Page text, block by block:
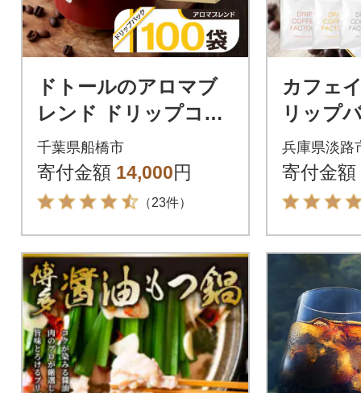
ドトールのアロマブ
レンド ドリップコー
ヒー 100袋 ドリップ
バックコーヒー
千葉県船橋市
寄付金額 14,000円
（23件）
カフェ
リップ
ー 淡路
ット 4
み比べ
兵庫県淡路
寄付金額